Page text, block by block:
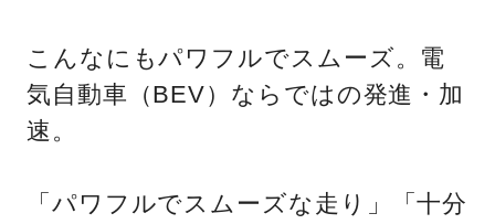
こんなにもパワフルでスムーズ。電
気自動車（BEV）ならではの発進・加
速。
「パワフルでスムーズな走り」「十分